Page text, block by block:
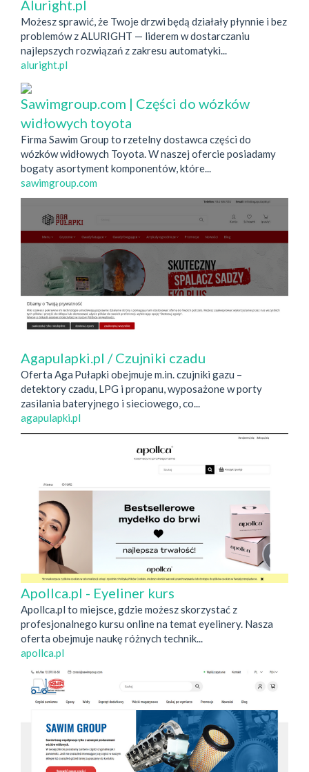
Aluright.pl
Możesz sprawić, że Twoje drzwi będą działały płynnie i bez
problemów z ALURIGHT — liderem w dostarczaniu
najlepszych rozwiązań z zakresu automatyki...
aluright.pl
Sawimgroup.com | Części do wózków
widłowych toyota
Firma Sawim Group to rzetelny dostawca części do
wózków widłowych Toyota. W naszej ofercie posiadamy
bogaty asortyment komponentów, które...
sawimgroup.com
Agapulapki.pl / Czujniki czadu
Oferta Aga Pułapki obejmuje m.in. czujniki gazu –
detektory czadu, LPG i propanu, wyposażone w porty
zasilania bateryjnego i sieciowego, co...
agapulapki.pl
Apollca.pl - Eyeliner kurs
Apollca.pl to miejsce, gdzie możesz skorzystać z
profesjonalnego kursu online na temat eyelinery. Nasza
oferta obejmuje naukę różnych technik...
apollca.pl